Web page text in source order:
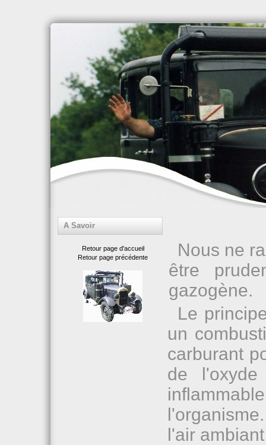
A Savoir
Retour page d'accueil
Retour page précédente
Nous ne
être
gazogène.
Le
un
carburant
de
l'air